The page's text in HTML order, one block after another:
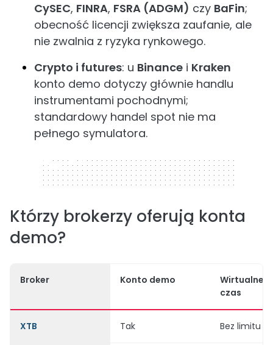
CySEC, FINRA, FSRA (ADGM) czy BaFin;
obecność licencji zwiększa zaufanie, ale
nie zwalnia z ryzyka rynkowego.
Crypto i futures: u Binance i Kraken
konto demo dotyczy głównie handlu
instrumentami pochodnymi;
standardowy handel spot nie ma
pełnego symulatora.
320 x 50
Którzy brokerzy oferują konta
demo?
Broker Konto demo
Wirtualne
czas
XTB Tak Bez limitu